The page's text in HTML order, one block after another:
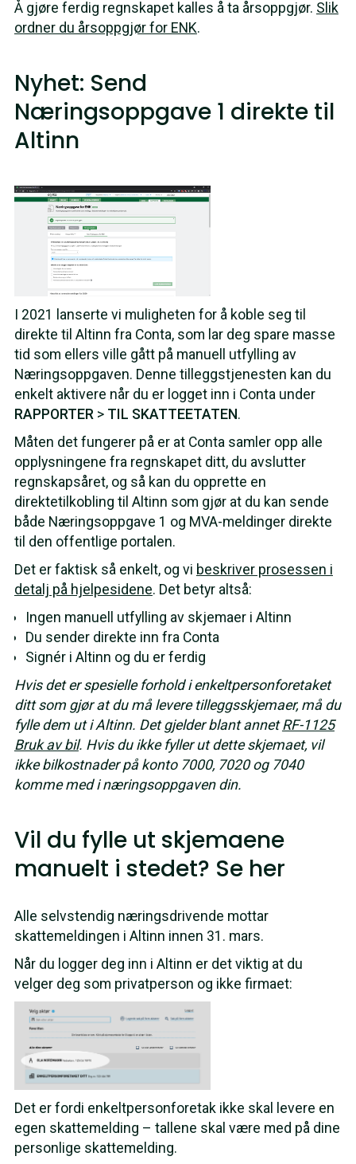
Å gjøre ferdig regnskapet kalles å ta årsoppgjør. Slik
ordner du årsoppgjør for ENK.
Nyhet: Send
Næringsoppgave 1 direkte til
Altinn
I 2021 lanserte vi muligheten for å koble seg til
direkte til Altinn fra Conta, som lar deg spare masse
tid som ellers ville gått på manuell utfylling av
Næringsoppgaven. Denne tilleggstjenesten kan du
enkelt aktivere når du er logget inn i Conta under
RAPPORTER >TIL SKATTEETATEN.
Måten det fungerer på er at Conta samler opp alle
opplysningene fra regnskapet ditt, du avslutter
regnskapsåret, og så kan du opprette en
direktetilkobling til Altinn som gjør at du kan sende
både Næringsoppgave 1 og MVA-meldinger direkte
til den offentlige portalen.
Det er faktisk så enkelt, og vi beskriver prosessen i
detalj på hjelpesidene. Det betyr altså:
Ingen manuell utfylling av skjemaer i Altinn
Du sender direkte inn fra Conta
Signér i Altinn og du er ferdig
Hvis det er spesielle forhold i enkeltpersonforetaket
ditt som gjør at du må levere tilleggsskjemaer, må du
fylle dem ut i Altinn. Det gjelder blant annetRF-1125
Bruk av bil. Hvis du ikke fyller ut dette skjemaet, vil
ikke bilkostnader på konto 7000, 7020 og 7040
komme med i næringsoppgaven din.
Vil du fylle ut skjemaene
manuelt i stedet? Se her
Alle selvstendig næringsdrivende mottar
skattemeldingen i Altinn innen 31. mars.
Når du logger deg inn i Altinn er det viktig at du
velger deg som privatperson og ikke firmaet:
Det er fordi enkeltpersonforetak ikke skal levere en
egen skattemelding – tallene skal være med på dine
personlige skattemelding.